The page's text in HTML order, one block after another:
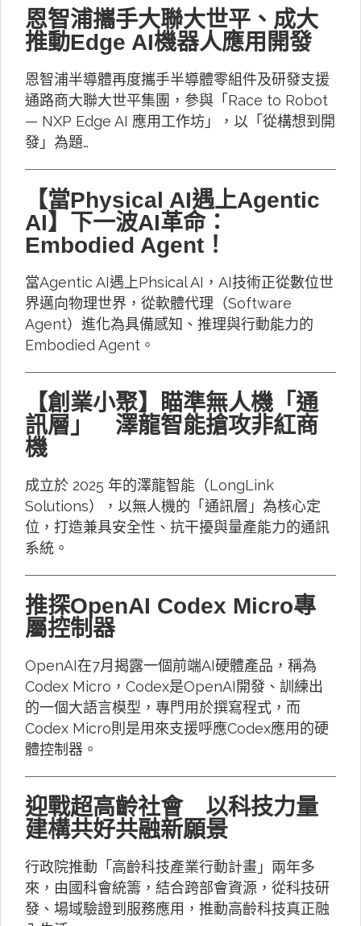
恩智浦攜手大聯大世平、成大
推動Edge AI機器人應用開發
恩智浦半導體再度攜手半導體零組件及研發支援
通路商大聯大世平集團，參與「Race to Robot
— NXP Edge AI 應用工作坊」，以「從構想到開
發」為題…
【當Physical AI遇上Agentic
AI】下一波AI革命：
Embodied Agent！
當Agentic AI遇上Phsical AI，AI技術正從數位世
界邁向物理世界，從軟體代理（Software
Agent）進化為具備感知、推理與行動能力的
Embodied Agent。
【創業小聚】瞄準無人機「通
訊層」 澤龍智能搶攻非紅商
機
成立於 2025 年的澤龍智能（LongLink
Solutions），以無人機的「通訊層」為核心定
位，打造兼具安全性、抗干擾與量產能力的通訊
系統。
推探OpenAI Codex Micro專
屬控制器
OpenAI在7月揭露一個前端AI硬體產品，稱為
Codex Micro，Codex是OpenAI開發、訓練出
的一個大語言模型，專門用於撰寫程式，而
Codex Micro則是用來支援呼應Codex應用的硬
體控制器。
迎戰超高齡社會 以科技力量
建構共好共融新願景
行政院推動「高齡科技產業行動計畫」兩年多
來，由國科會統籌，結合跨部會資源，從科技研
發、場域驗證到服務應用，推動高齡科技真正融